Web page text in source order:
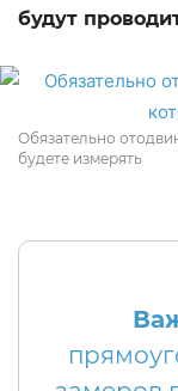
будут
Обязательно
будете измерять